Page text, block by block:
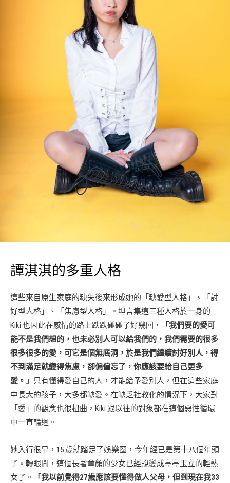
譚淇淇的多重人格
這些來自原生家庭的缺失後來形成她的「缺愛型人格」、「討
好型人格」、「焦慮型人格」。坦言集這三種人格於一身的
Kiki 也因此在感情的路上跌跌碰碰了好幾回，
「我們要的愛可
能不是我們想的，也未必別人可以給我們的，我們需要的很多
很多很多的愛，可它是個無底洞，於是我們繼續討好別人，得
不到滿足就變得焦慮，卻偏偏忘了，你應該要給自己更多
愛。」
只有懂得愛自己的人，才能給予愛別人，但在這些家庭
中長大的孩子，大多都缺愛。在缺乏社教化的情況下，大家對
「愛」的觀念也很扭曲，Kiki 跟以往的對象都在這個惡性循環
中一直輪迴。
她入行很早，15 歲就踏足了娛樂圈，今年經已是第十八個年頭
了。轉眼間，這個長著童顏的少女已經蛻變成亭亭玉立的輕熟
女了。
「我以前覺得27歲應該要懂得做人父母，但到現在我33